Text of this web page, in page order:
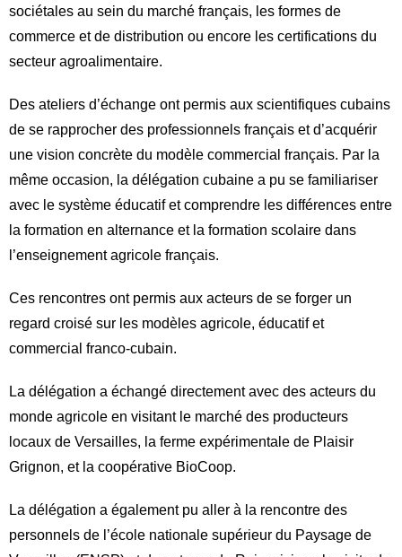
sociétales au sein du marché français, les formes de
commerce et de distribution ou encore les certifications du
secteur agroalimentaire.
Des ateliers d’échange ont permis aux scientifiques cubains
de se rapprocher des professionnels français et d’acquérir
une vision concrète du modèle commercial français. Par la
même occasion, la délégation cubaine a pu se familiariser
avec le système éducatif et comprendre les différences entre
la formation en alternance et la formation scolaire dans
l’enseignement agricole français.
Ces rencontres ont permis aux acteurs de se forger un
regard croisé sur les modèles agricole, éducatif et
commercial franco-cubain.
La délégation a échangé directement avec des acteurs du
monde agricole en visitant le marché des producteurs
locaux de Versailles, la ferme expérimentale de Plaisir
Grignon, et la coopérative BioCoop.
La délégation a également pu aller à la rencontre des
personnels de l’école nationale supérieur du Paysage de